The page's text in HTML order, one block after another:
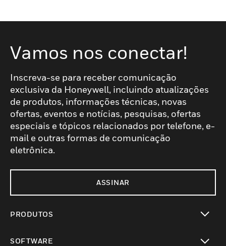
Vamos nos conectar!
Inscreva-se para receber comunicação
exclusiva da Honeywell, incluindo atualizações
de produtos, informações técnicas, novas
ofertas, eventos e notícias, pesquisas, ofertas
especiais e tópicos relacionados por telefone, e-
mail e outras formas de comunicação
eletrônica.
ASSINAR
PRODUTOS
SOFTWARE